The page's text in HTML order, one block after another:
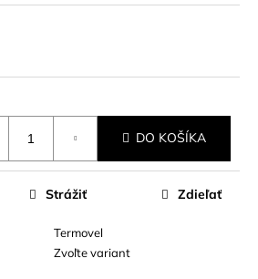
DO KOŠÍKA
Termovel
Zvoľte variant
Strážiť Zdieľať